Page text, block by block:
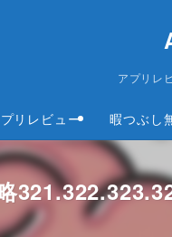
アプリレ
リレビュー 暇つぶし